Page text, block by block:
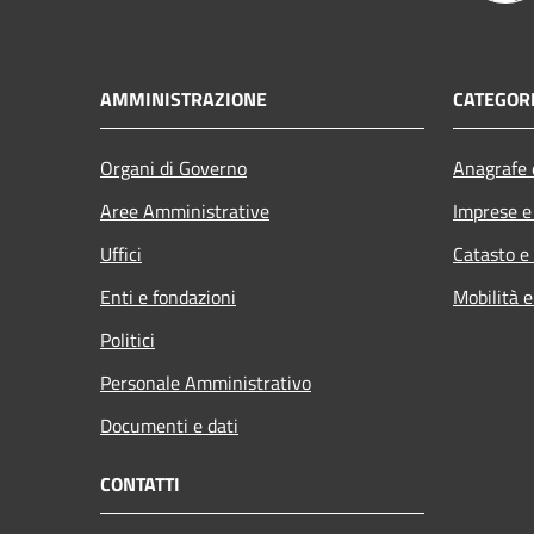
AMMINISTRAZIONE
Organi di Governo
Aree Amministrative
Uffici
Enti e fondazioni
Politici
Personale Amministrativo
Documenti e dati
Imprese
Catasto
Mobilità
CONTATTI